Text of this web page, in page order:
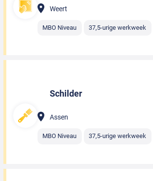
Weert
MBO Niveau 37,5-urige werkweek
Schilder
Assen
MBO Niveau 37,5-urige werkweek